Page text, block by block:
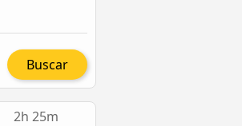
Buscar
2h 25m